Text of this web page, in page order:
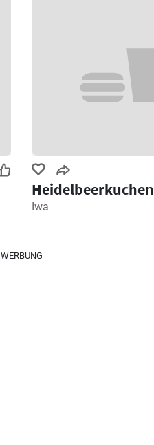
Heidelbeerkuchen
Iwa
WERBUNG